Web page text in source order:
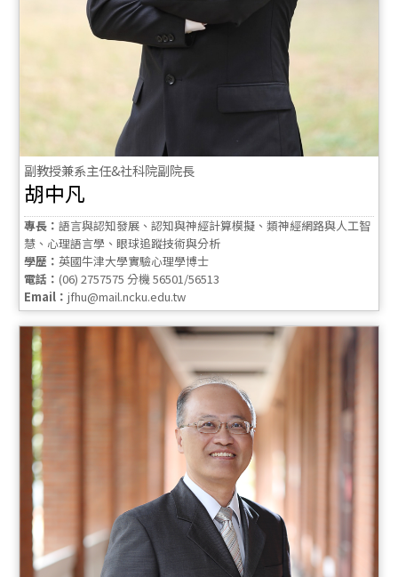
副教授兼系主任&社科院副院長
胡中凡
專長： 語言與認知發展、認知與神經計算模擬、類神經網路與人工智
慧、心理語言學、眼球追蹤技術與分析
學歷： 英國牛津大學實驗心理學博士
電話： (06) 2757575 分機 56501/56513
Email： jfhu@mail.ncku.edu.tw